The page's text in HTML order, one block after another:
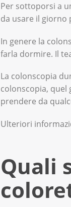
Per sottoporsi a
da usare il giorno
In genere la
farla dormire. Il
La colonscopia
colonscopia, quel
prendere da
Ulteriori
Quali